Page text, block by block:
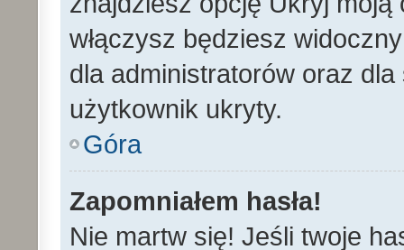
włączysz będziesz
dla administratorów oraz
użytkownik ukryty.
Góra
Zapomniałem hasła!
Nie martw się! Jeśli twoje